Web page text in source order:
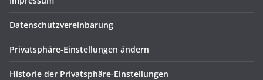
Datenschutzvereinbarung
Privatsphäre-Einstellungen ändern
Historie der Privatsphäre-Einstellungen